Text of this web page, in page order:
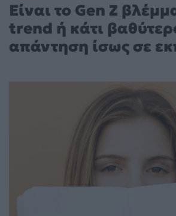
Είναι το Gen Z
trend ή κάτι
απάντηση ίσως σε